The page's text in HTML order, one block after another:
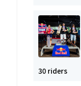
30 riders